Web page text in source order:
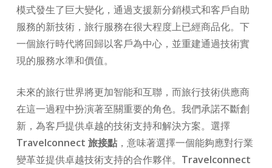
模式發生了巨大變化，通過支援新分銷模式和客戶自助
服務的新技術，旅行服務在很大程度上已經商品化。下
一個旅行時代將回歸以客戶為中心，並重建通過技術實
現的服務水準和價值。
未來的旅行世界將更加智能和互聯，而旅行技術供應商
在這一過程中扮演著至關重要的角色。我們承諾不斷創
新，為客戶提供卓越的技術支持和解決方案。選擇
Travelconnect 旅接點，意味著選擇一個能夠應對行業
變革並提供卓越技術支持的合作夥伴。 Travelconnect